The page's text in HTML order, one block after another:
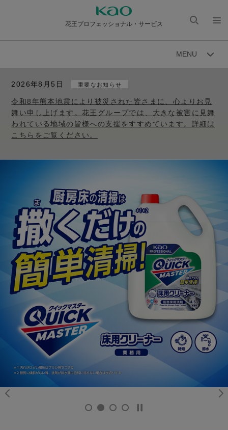
花王プロフェッショナル・サービス
く
MENU
2026年8月5日 重要なお知らせ
令和8年熊本地震により被災された皆さまに、心よりお見
舞い申し上げます。花王グループでは、大きな被害に見舞
われている地域の皆様への支援をすすめています。詳細は
こちらをご覧ください。